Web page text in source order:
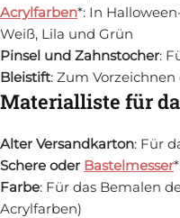
Acrylfarben*: In
Weiß, Lila und Grün
Pinsel und Zahnstocher:
Bleistift: Zum
Materialliste für
Alter Versandkarton: Für
Schere oder Bastelmesser
Farbe: Für das Bemalen
Acrylfarben)